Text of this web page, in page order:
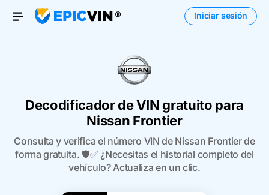
Open Menu
Iniciar sesión
Decodificador de VIN gratuito para
Nissan Frontier
Consulta y verifica el número VIN de Nissan Frontier de
forma gratuita. 🛡️✅ ¿Necesitas el historial completo del
vehículo? Actualiza en un clic.